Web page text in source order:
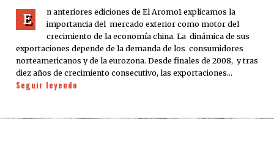
E
n anteriores ediciones de El Aromo1 explicamos la
importancia del mercado exterior como motor del
crecimiento de la economía china. La dinámica de sus
exportaciones depende de la demanda de los consumidores
norteamericanos y de la eurozona. Desde finales de 2008, y tras
diez años de crecimiento consecutivo, las exportaciones…
Seguir leyendo